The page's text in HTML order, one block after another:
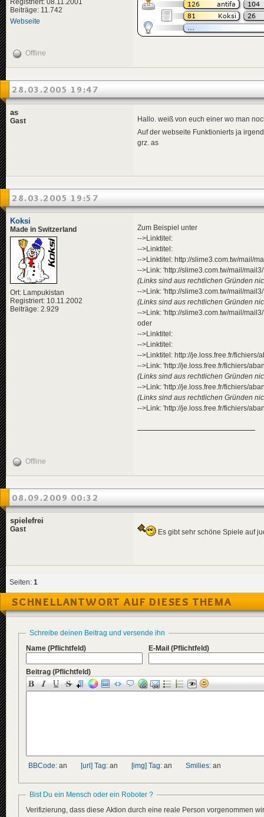
Beiträge: 11.742
Webseite
Offline
28.03.2005 19:47
as
Gast
Hallo. weiß von euch einer wo man
Auf der webseite Funktionierts ja
grz. as
28.03.2005 19:57
Koksi
Made in Switzerland
Ort: Lampukistan
Registriert: 10.11.2002
Beiträge: 2.929
Zum Beispiel unter
-->Linktitel:
-->Linktitel:
-->Linktitel: http://slime3.com.tw/mail/
-->Link: 'http://slime3.com.tw/mail/
(Links sind aus rechtlichen Gründen
-->Link: 'http://slime3.com.tw/mail/
(Links sind aus rechtlichen Gründen
-->Link: 'http://slime3.com.tw/mail/
oder
-->Linktitel:
-->Linktitel:
-->Linktitel: http://je.loss.free.fr/fichiers/
-->Link: 'http://je.loss.free.fr/fichiers/
(Links sind aus rechtlichen Gründen
-->Link: 'http://je.loss.free.fr/fichiers/
(Links sind aus rechtlichen Gründen
-->Link: 'http://je.loss.free.fr/fichiers/
Offline
08.09.2009 00:32
spielefrei
Gast Es gibt sehr schöne Spiele auf
Seiten: 1
SCHNELLANTWORT AUF DIESES THEMA
Schreibe deinen Beitrag und versende ihn
Name (Pflichtfeld) E-Mail (Pflichtfeld)
Beitrag (Pflichtfeld)
BBCode: an [url] Tag: an [img] Tag: an Smilies: an
Bist Du ein Mensch oder ein Roboter ?
Verifizierung, dass diese Aktion durch eine reale Person vorgenommen